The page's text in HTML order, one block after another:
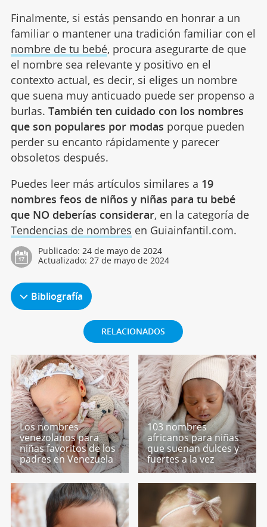
Finalmente, si estás pensando en honrar a un
familiar o mantener una tradición familiar con el
nombre de tu bebé, procura asegurarte de que
el nombre sea relevante y positivo en el
contexto actual, es decir, si eliges un nombre
que suena muy anticuado puede ser propenso a
burlas. También ten cuidado con los nombres
que son populares por modas porque pueden
perder su encanto rápidamente y parecer
obsoletos después.
Puedes leer más artículos similares a 19
nombres feos de niños y niñas para tu bebé
que NO deberías considerar, en la categoría de
Tendencias de nombres en Guiainfantil.com.
Publicado: 24 de mayo de 2024
Actualizado: 27 de mayo de 2024
Bibliografía
RELACIONADOS
Los nombres
venezolanos para
niñas favoritos de los
padres en Venezuela
103 nombres
africanos para niñas
que suenan dulces y
fuertes a la vez